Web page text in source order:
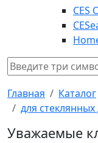
CES
Главная Каталог
для
Уважаемые